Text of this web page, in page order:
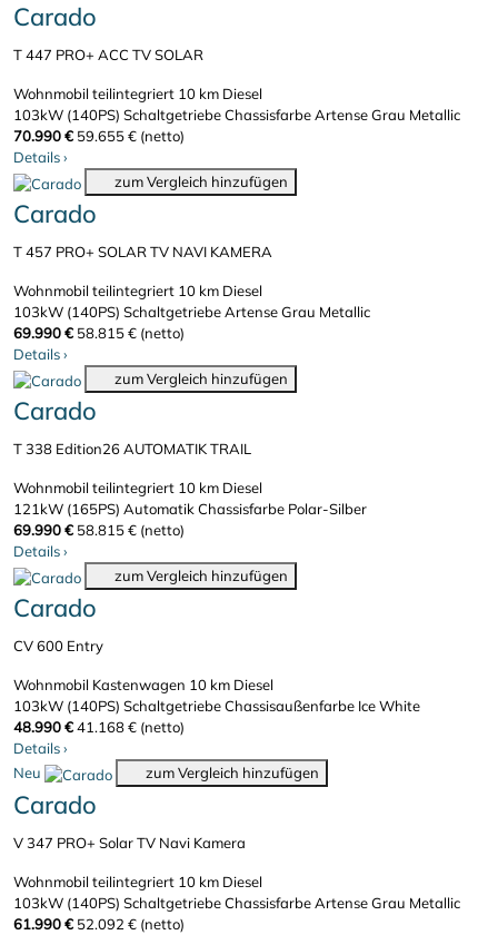
Carado
T 447 PRO+ ACC TV SOLAR
Wohnmobil teilintegriert 10 km Diesel
103kW (140PS) SchaltgetriebeChassisfarbe Artense Grau Metallic
70.990 € 59.655 € (netto)
Details›
zum Vergleich hinzufügen
Carado
T 457 PRO+ SOLAR TV NAVI KAMERA
Wohnmobil teilintegriert 10 km Diesel
103kW (140PS) SchaltgetriebeArtense Grau Metallic
69.990 € 58.815 € (netto)
Details›
zum Vergleich hinzufügen
Carado
T 338 Edition26 AUTOMATIK TRAIL
Wohnmobil teilintegriert 10 km Diesel
121kW (165PS) AutomatikChassisfarbe Polar-Silber
69.990 € 58.815 € (netto)
Details›
zum Vergleich hinzufügen
Carado
CV 600 Entry
Wohnmobil Kastenwagen 10 km Diesel
103kW (140PS) SchaltgetriebeChassisaußenfarbe Ice White
48.990 €41.168 € (netto)
Details›
Neu
zum Vergleich hinzufügen
Carado
V 347 PRO+ Solar TV Navi Kamera
Wohnmobil teilintegriert 10 km Diesel
103kW (140PS) SchaltgetriebeChassisfarbe Artense Grau Metallic
61.990 € 52.092 € (netto)